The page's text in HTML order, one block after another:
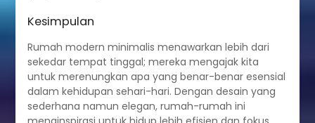
Kesimpulan
Rumah modern minimalis menawarkan lebih dari
sekedar tempat tinggal; mereka mengajak kita
untuk merenungkan apa yang benar-benar esensial
dalam kehidupan sehari-hari. Dengan desain yang
sederhana namun elegan, rumah-rumah ini